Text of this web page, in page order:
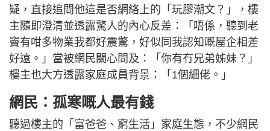
疑，直接追問他這是否網絡上的「玩膠潮文？」，樓
主隨即澄清並透露驚人的內心反差：「唔係，聽到老
竇有咁多物業我都好震驚，好似同我認知嘅屋企相差
好遠。」當被網民關心問及：「你有冇兄弟姊妹？」
樓主也大方透露家庭成員背景：「1個細佬。」
網民：孤寒嘅人最有錢
聽過樓主的「富爸爸、窮生活」家庭生態，不少網民